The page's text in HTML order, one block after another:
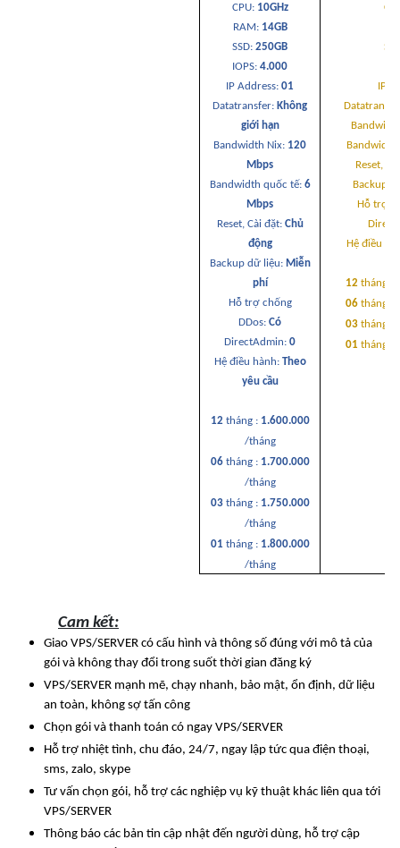
CPU: 10GHz
RAM: 14GB
SSD: 250GB
IOPS: 4.000
IP Address: 01
Datatransfer: Không
giới hạn
Bandwidth Nix: 120
Mbps
Bandwidth quốc tế: 6
Mbps
Reset, Cài đặt: Chủ
động
Backup dữ liệu: Miễn
phí
Hỗ trợ chống
DDos: Có
DirectAdmin: 0
Hệ điều hành: Theo
yêu cầu
12tháng : 1.600.000
/tháng
06tháng : 1.700.000
/tháng
03tháng : 1.750.000
/tháng
01 tháng : 1.800.000
/tháng
IP
Reset,
Backup
Hỗ trợ
Hệ điều
12tháng :
06tháng :
03tháng :
01tháng :
Cam kết:
Giao VPS/SERVER có cấu hình và thông số đúng với mô tả của
gói và không thay đổi trong suốt thời gian đăng ký
VPS/SERVER mạnh mẽ, chạy nhanh, bảo mật, ổn định, dữ liệu
an toàn, không sợ tấn công
Chọn gói và thanh toán có ngay VPS/SERVER
Hỗ trợ nhiệt tình, chu đáo, 24/7, ngay lập tức qua điện thoại,
sms, zalo, skype
Tư vấn chọn gói, hỗ trợ các nghiệp vụ kỹ thuật khác liên qua tới
VPS/SERVER
Thông báo các bản tin cập nhật đến người dùng, hỗ trợ cập